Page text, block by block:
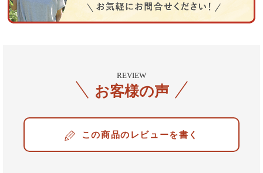
REVIEW
お客様の声
レビューを書く